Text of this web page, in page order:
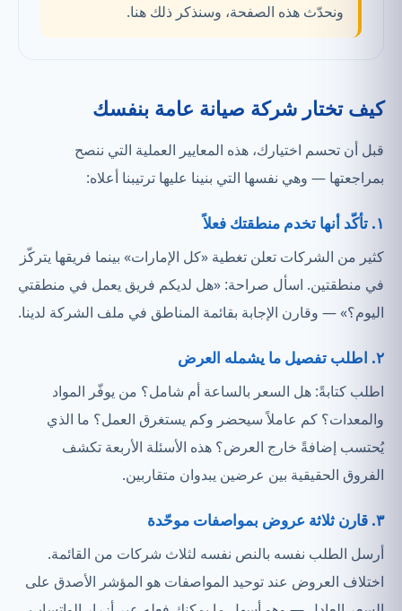
ونحدّث هذه الصفحة، وسنذكر ذلك هنا.
كيف تختار شركة صيانة عامة بنفسك
قبل أن تحسم اختيارك، هذه المعايير العملية التي ننصح
بمراجعتها — وهي نفسها التي بنينا عليها ترتيبنا أعلاه:
١. تأكّد أنها تخدم منطقتك فعلاً
كثير من الشركات تعلن تغطية «كل الإمارات» بينما فريقها يتركّز
في منطقتين. اسأل صراحة: «هل لديكم فريق يعمل في منطقتي
اليوم؟» — وقارن الإجابة بقائمة المناطق في ملف الشركة لدينا.
٢. اطلب تفصيل ما يشمله العرض
اطلب كتابةً: هل السعر بالساعة أم شامل؟ من يوفّر المواد
والمعدات؟ كم عاملاً سيحضر وكم يستغرق العمل؟ ما الذي
يُحتسب إضافةً خارج العرض؟ هذه الأسئلة الأربعة تكشف
الفروق الحقيقية بين عرضين يبدوان متقاربين.
٣. قارن ثلاثة عروض بمواصفات موحّدة
أرسل الطلب نفسه بالنص نفسه لثلاث شركات من القائمة.
اختلاف العروض عند توحيد المواصفات هو المؤشر الأصدق على